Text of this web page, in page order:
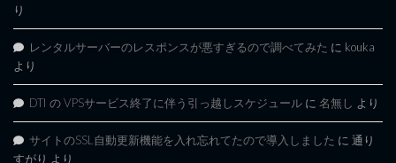
り
レンタルサーバーのレスポンスが悪すぎるので調べてみた に kouka
より
DTI の VPSサービス終了に伴う引っ越しスケジュール に 名無し より
サイトのSSL自動更新機能を入れ忘れてたので導入しました に 通り
すがり より